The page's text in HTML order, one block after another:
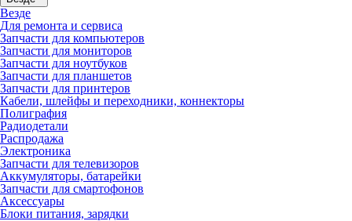
Везде
Для ремонта и сервиса
Запчасти для компьютеров
Запчасти для мониторов
Запчасти для ноутбуков
Запчасти для планшетов
Запчасти для принтеров
Кабели, шлейфы и переходники, коннекторы
Полиграфия
Радиодетали
Распродажа
Электроника
Запчасти для телевизоров
Аккумуляторы, батарейки
Запчасти для смартофонов
Аксессуары
Блоки питания, зарядки